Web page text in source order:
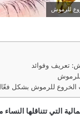
للرموش
تعريف وفوائد
الخروع للرموش بشكل
التي تتناقلها